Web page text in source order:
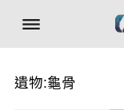
遺物:龜骨